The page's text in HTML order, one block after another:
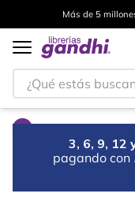
Más de 5
¿Qué estás
3, 6, 9, 12
pagando con